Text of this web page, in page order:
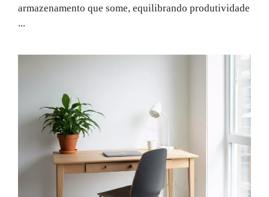
armazenamento que some, equilibrando produtividade
...